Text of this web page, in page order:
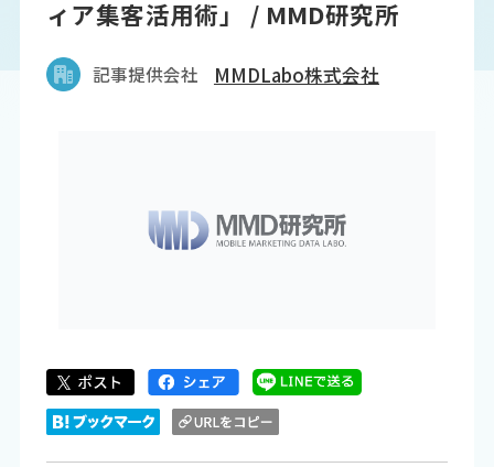
ィア集客活用術」 / MMD研究所
記事提供会社 MMDLabo株式会社